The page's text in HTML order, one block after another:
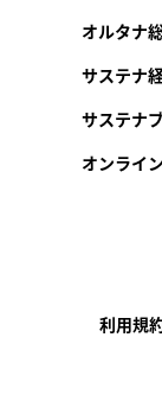
オルタナ
サステナ
サステナ
オンライ
利用規